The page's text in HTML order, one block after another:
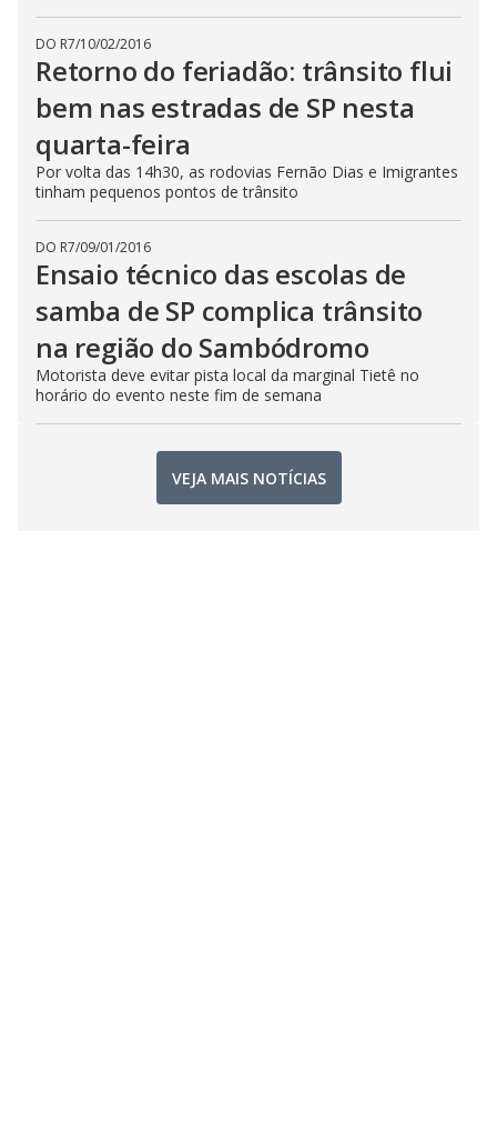
DO R7/10/02/2016
Retorno do feriadão: trânsito flui
bem nas estradas de SP nesta
quarta-feira
Por volta das 14h30, as rodovias Fernão Dias e Imigrantes
tinham pequenos pontos de trânsito
DO R7/09/01/2016
Ensaio técnico das escolas de
samba de SP complica trânsito
na região do Sambódromo
Motorista deve evitar pista local da marginal Tietê no
horário do evento neste fim de semana
VEJA MAIS NOTÍCIAS